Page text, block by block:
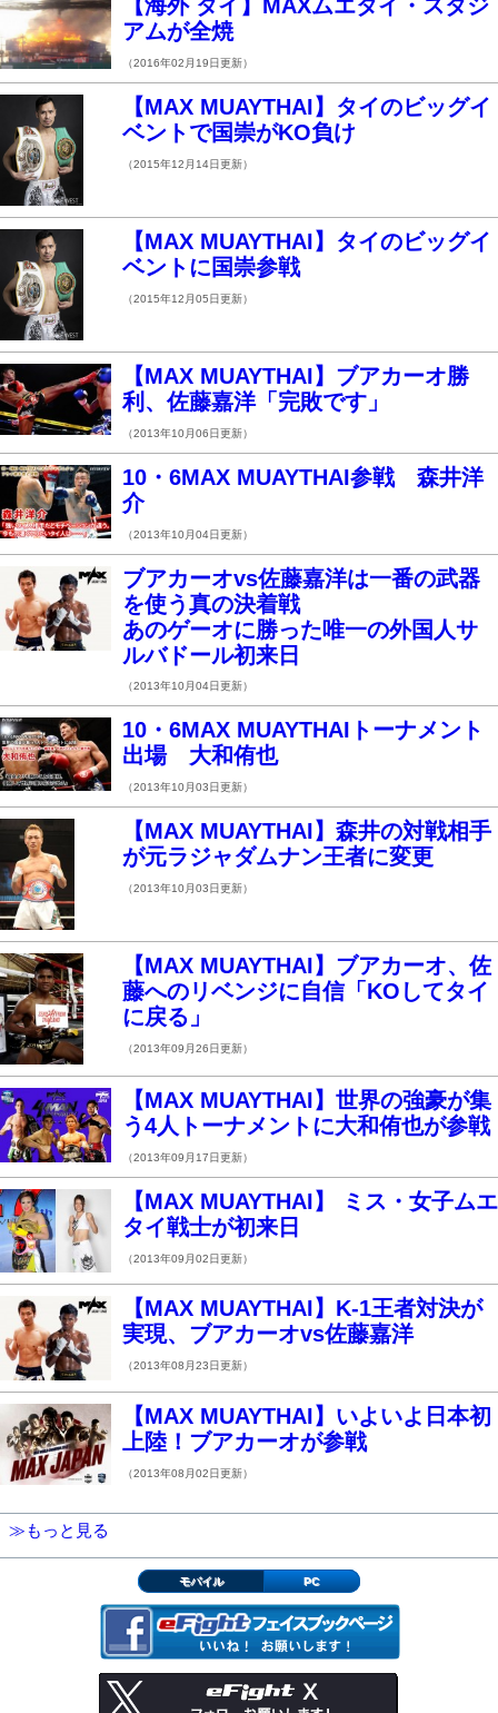
【海外 タイ】MAXムエタイ・スタジ
アムが全焼
（2016年02月19日更新）
【MAX MUAYTHAI】タイのビッグイ
ベントで国崇がKO負け
（2015年12月14日更新）
【MAX MUAYTHAI】タイのビッグイ
ベントに国崇参戦
（2015年12月05日更新）
【MAX MUAYTHAI】ブアカーオ勝
利、佐藤嘉洋「完敗です」
（2013年10月06日更新）
10・6MAX MUAYTHAI参戦 森井洋
介
（2013年10月04日更新）
ブアカーオvs佐藤嘉洋は一番の武器
を使う真の決着戦
あのゲーオに勝った唯一の外国人サ
ルバドール初来日
（2013年10月04日更新）
10・6MAX MUAYTHAIトーナメント
出場 大和侑也
（2013年10月03日更新）
【MAX MUAYTHAI】森井の対戦相手
が元ラジャダムナン王者に変更
（2013年10月03日更新）
【MAX MUAYTHAI】ブアカーオ、佐
藤へのリベンジに自信「KOしてタイ
に戻る」
（2013年09月26日更新）
【MAX MUAYTHAI】世界の強豪が集
う4人トーナメントに大和侑也が参戦
（2013年09月17日更新）
【MAX MUAYTHAI】 ミス・女子ムエ
タイ戦士が初来日
（2013年09月02日更新）
【MAX MUAYTHAI】K-1王者対決が
実現、ブアカーオvs佐藤嘉洋
（2013年08月23日更新）
【MAX MUAYTHAI】いよいよ日本初
上陸！ブアカーオが参戦
（2013年08月02日更新）
≫もっと見る
モバイル PC